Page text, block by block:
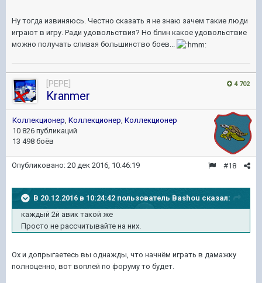
Ну тогда извиняюсь. Честно сказать я не знаю зачем такие люди
играют в игру. Ради удовольствия? Но блин какое удовольствие
можно получать сливая большинство боев...
4 702
[PEPE]
Kranmer
Коллекционер, Коллекционер, Коллекционер
10 826 публикаций
13 498 боёв
#18
Опубликовано: 20 дек 2016, 10:46:19
В 20.12.2016 в 10:24:42 пользователь Bashou сказал:
каждый 2й авик такой же
Просто не рассчитывайте на них.
Ох и допрыгаетесь вы однажды, что начнём играть в дамажку
полноценно, вот воплей по форуму то будет.